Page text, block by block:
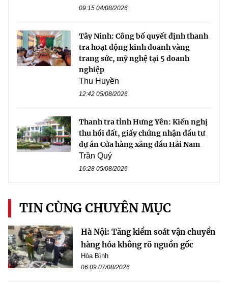
09:15 04/08/2026
Tây Ninh: Công bố quyết định thanh
tra hoạt động kinh doanh vàng
trang sức, mỹ nghệ tại 5 doanh
nghiệp
Thu Huyền
12:42 05/08/2026
Thanh tra tỉnh Hưng Yên: Kiến nghị
thu hồi đất, giấy chứng nhận đầu tư
dự án Cửa hàng xăng dầu Hải Nam
Trần Quý
16:28 05/08/2026
TIN CÙNG CHUYÊN MỤC
Hà Nội: Tăng kiểm soát vận chuyển
hàng hóa không rõ nguồn gốc
Hòa Bình
06:09 07/08/2026